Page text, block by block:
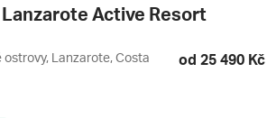
Active Resort
ostrovy, Lanzarote, Costa
od 25 490 Kč